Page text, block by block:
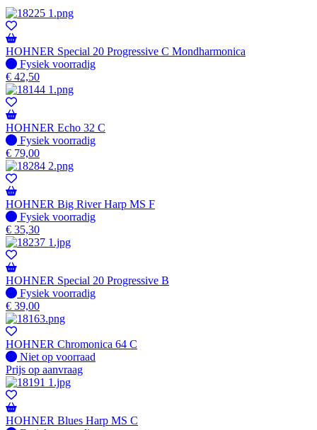
HOHNER Special 20 Progressive C Mondharmonica
Fysiek voorradig
Fysiek voorradig
€ 42,50
HOHNER Echo 32 C
Fysiek voorradig
Fysiek voorradig
€ 79,00
HOHNER Big River Harp MS F
Fysiek voorradig
Fysiek voorradig
€ 35,30
HOHNER Special 20 Progressive B
Fysiek voorradig
Fysiek voorradig
€ 39,00
HOHNER Chromonica 64 C
Fysiek voorradig
Niet op voorraad
Prijs op aanvraag
HOHNER Blues Harp MS C